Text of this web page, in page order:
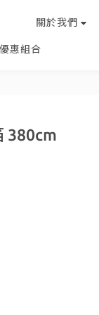
關於我們
惠組合
380cm